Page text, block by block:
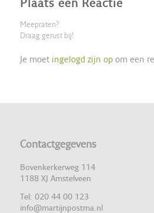
Meepraten?
Draag gerust bij!
Je moet ingelogd zijn opom een
Contactgegevens
Bovenkerkerweg 114
1188 XJ Amstelveen
Tel: 020 44 00 123
info@martijnpostma.nl